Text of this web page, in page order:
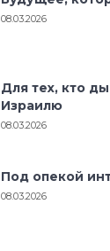
08.03.2026
Для тех, кто
Израилю
08.03.2026
Под опекой
08.03.2026